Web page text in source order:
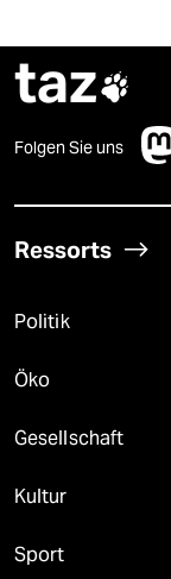
taz
Folgen Sie uns
Ressorts
Politik
Öko
Gesellschaft
Kultur
Sport